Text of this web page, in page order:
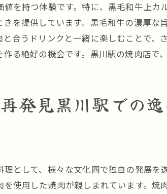
サステナブル
焼肉と地域の
未来の焼肉ラ
焼肉体験がも
焼肉で広がる
を持つ体験です。特に、黒毛和牛上
を提供しています。黒毛和牛の濃厚
合うドリンクと一緒に楽しむことで
る絶好の機会です。黒川駅の焼肉店で
発見黒川駅での
として、様々な文化圏で独自の発展
使用した焼肉が親しまれています。